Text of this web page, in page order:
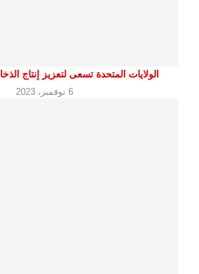
الولايات المتحدة تسعى لتعزيز إنتاج
6 نوفمبر، 2023